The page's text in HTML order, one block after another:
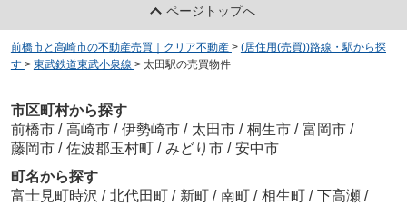
ページトップへ
前橋市と高崎市の不動産売買｜クリア不動産 > (居住用(売買))路線・駅から探
す > 東武鉄道東武小泉線 > 太田駅の売買物件
市区町村から探す
前橋市 / 高崎市 / 伊勢崎市 / 太田市 / 桐生市 / 富岡市 /
藤岡市 / 佐波郡玉村町 / みどり市 / 安中市
町名から探す
富士見町時沢 / 北代田町 / 新町 / 南町 / 相生町 / 下高瀬 /